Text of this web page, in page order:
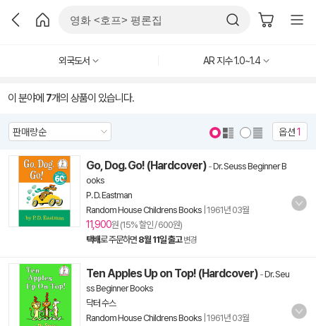
외국도서 AR 지수 1.0~1.4
이 분야에 7개의 상품이 있습니다.
옵션1
Go, Dog. Go! (Hardcover) -Dr. Seuss Beginner B
ooks
P. D. Eastman
Random House Childrens Books 1961년 03월
11,900원 (15% 할인 / 600원)
택배로 주문하면 8월 11일 출고 변경
Ten Apples Up on Top! (Hardcover) -Dr. Seu
ss Beginner Books
닥터 수스
Random House Childrens Books 1961년 03월